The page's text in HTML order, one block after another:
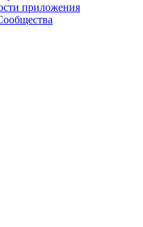
приложения